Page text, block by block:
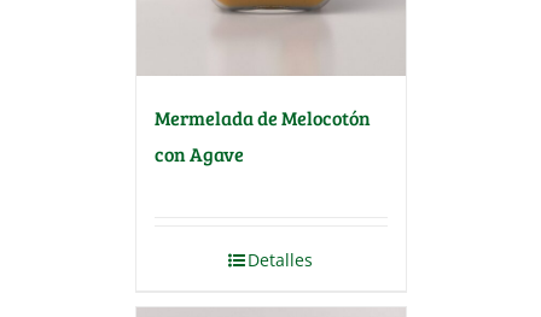
Mermelada de Melocotón
con Agave
Detalles